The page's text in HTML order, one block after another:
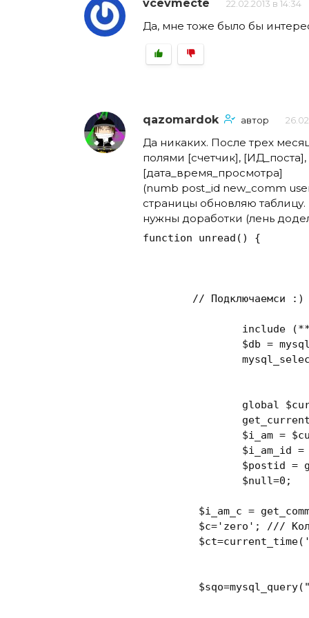
vcevmecte 22.02.2013 в 14:34
Да, мне тоже было бы
qazomardok автор
Да никаких. После трех
полями [счетчик],
[дата_время_просмотра]
(numb post_id new_comm
страницы обновляю таблицу.
нужны доработки (лень
function unread () {
// Подключаемси :)
include
global
$i_am_id
$postid =
		$null=
0 ;
$i_am_c =
	 $c=
'zero' ; ///
	 $ct=current_time(
	 $sqo=mysql_query(